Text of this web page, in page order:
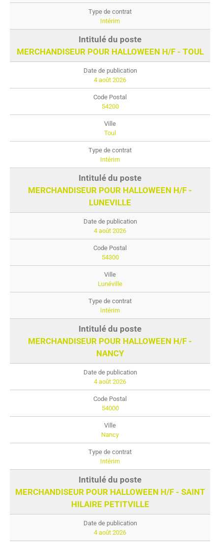
Intérim
MERCHANDISEUR POUR HALLOWEEN H/F - TOUL
4 août 2026
54200
Toul
Intérim
MERCHANDISEUR POUR HALLOWEEN H/F -
LUNEVILLE
4 août 2026
54300
Lunéville
Intérim
MERCHANDISEUR POUR HALLOWEEN H/F -
NANCY
4 août 2026
54000
Nancy
Intérim
MERCHANDISEUR POUR HALLOWEEN H/F - SAINT
HILAIRE PETITVILLE
4 août 2026